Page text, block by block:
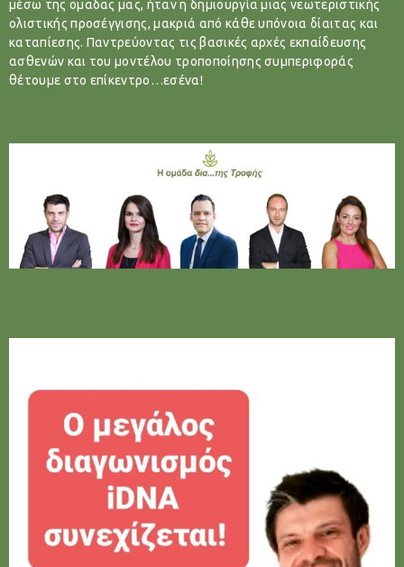
μέσω της ομαδας μας, ήταν η δημιουργία μιας νεωτεριστικής
ολιστικής προσέγγισης, μακριά από κάθε υπόνοια δίαιτας και
καταπίεσης. Παντρεύοντας τις βασικές αρχές εκπαίδευσης
ασθενών και του μοντέλου τροποποίησης συμπεριφοράς
θέτουμε στο επίκεντρο…εσένα!